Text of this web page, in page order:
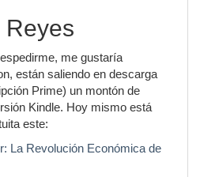
Reyes
me gustaría
están saliendo en descarga
Prime) un montón de
Kindle. Hoy mismo está
este:
La Revolución Económica de